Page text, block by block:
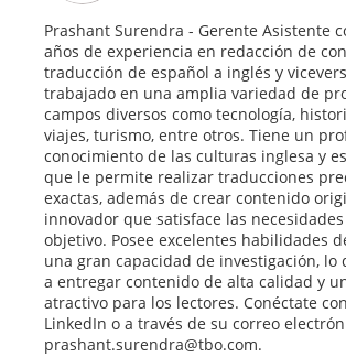
Prashant Surendra - Gerente Asistente
años de experiencia en redacción de
traducción de español a inglés y
trabajado en una amplia variedad de
campos diversos como tecnología,
viajes, turismo, entre otros. Tiene un
conocimiento de las culturas inglesa y
que le permite realizar traducciones
exactas, además de crear contenido
innovador que satisface las
objetivo. Posee excelentes habilidades
una gran capacidad de investigación, lo
a entregar contenido de alta calidad y
atractivo para los lectores. Conéctate
LinkedIn o a través de su correo
prashant.surendra@tbo.com.